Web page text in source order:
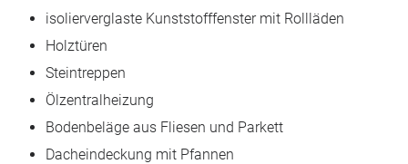
isolierverglaste Kunststofffenster mit Rollläden
Holztüren
Steintreppen
Ölzentralheizung
Bodenbeläge aus Fliesen und Parkett
Dacheindeckung mit Pfannen